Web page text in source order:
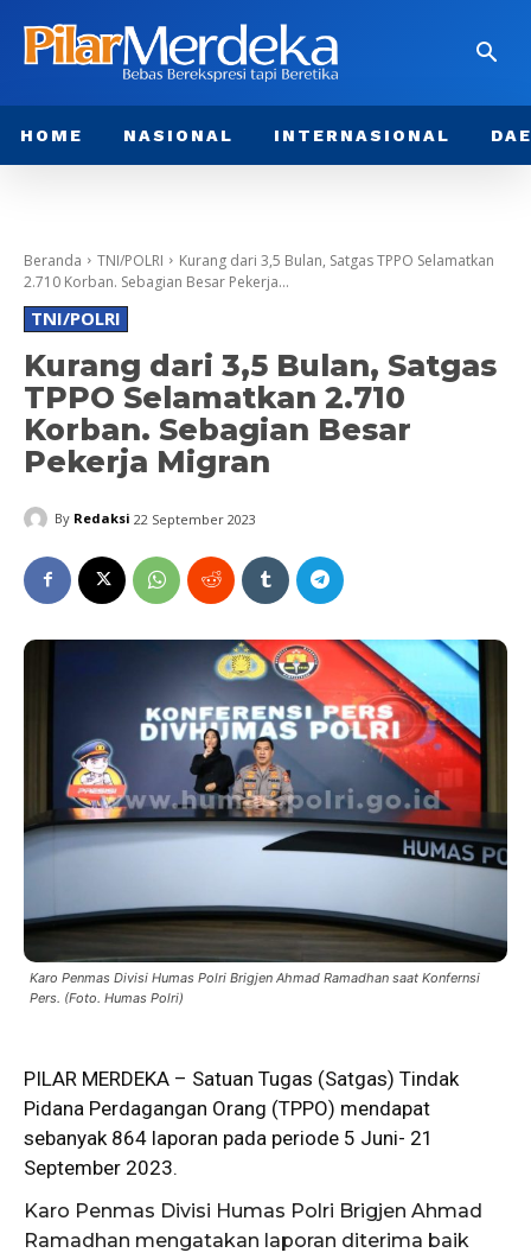
HOME NASIONAL INTERNASIONAL
Beranda TNI/POLRI
Kurang dari 3,5 Bulan, Satgas TPPO Selamatkan
2.710 Korban. Sebagian Besar Pekerja...
TNI/POLRI
Kurang dari 3,5 Bulan, Satgas
TPPO Selamatkan 2.710
Korban. Sebagian Besar
Pekerja Migran
By Redaksi 22 September 2023
Karo Penmas Divisi Humas Polri Brigjen Ahmad Ramadhan saat Konfernsi
Pers. (Foto. Humas Polri)
PILAR MERDEKA – Satuan Tugas (Satgas) Tindak
Pidana Perdagangan Orang (TPPO) mendapat
sebanyak 864 laporan pada periode 5 Juni- 21
September 2023.
Karo Penmas Divisi Humas Polri Brigjen Ahmad
Ramadhan mengatakan laporan diterima baik